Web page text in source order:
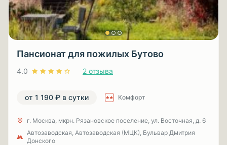
Пансионат для пожилых Бутово
4.0 2 отзыва
от 1 190 ₽ в сутки Комфорт
г. Москва, мкрн. Рязановское поселение, ул. Восточная, д. 6
Автозаводская, Автозаводская (МЦК), Бульвар Дмитрия
Донского